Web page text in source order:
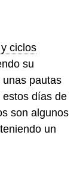
ciclos
su
pautas
estos días de
son algunos
un